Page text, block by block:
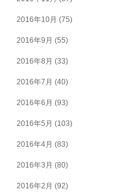
2016年10月 (75)
2016年9月 (55)
2016年8月 (33)
2016年7月 (40)
2016年6月 (93)
2016年5月 (103)
2016年4月 (83)
2016年3月 (80)
2016年2月 (92)